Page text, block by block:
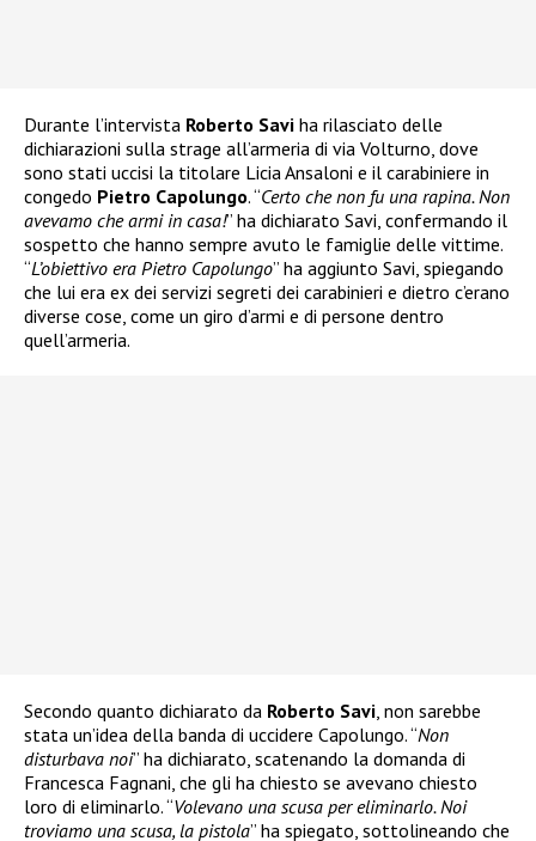
Durante l’intervista Roberto Savi ha rilasciato delle
dichiarazioni sulla strage all’armeria di via Volturno, dove
sono stati uccisi la titolare Licia Ansaloni e il carabiniere in
congedo Pietro Capolungo. “Certo che non fu una rapina. Non
avevamo che armi in casa!” ha dichiarato Savi, confermando il
sospetto che hanno sempre avuto le famiglie delle vittime.
“L’obiettivo era Pietro Capolungo” ha aggiunto Savi, spiegando
che lui era ex dei servizi segreti dei carabinieri e dietro c’erano
diverse cose, come un giro d’armi e di persone dentro
quell’armeria.
Secondo quanto dichiarato da Roberto Savi, non sarebbe
stata un’idea della banda di uccidere Capolungo. “Non
disturbava noi” ha dichiarato, scatenando la domanda di
Francesca Fagnani, che gli ha chiesto se avevano chiesto
loro di eliminarlo. “Volevano una scusa per eliminarlo. Noi
troviamo una scusa, la pistola” ha spiegato, sottolineando che